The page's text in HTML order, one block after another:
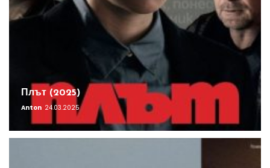
Плът (2025)
Anton 24.03.2025